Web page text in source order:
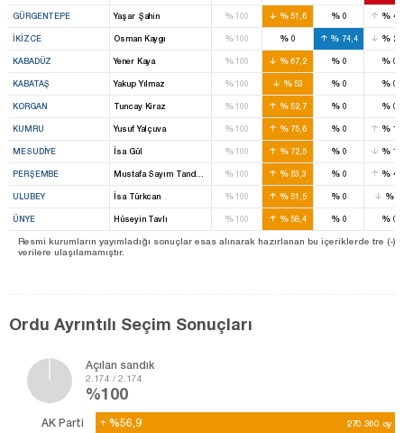
GÜRGENTEPE Yaşar Şahin %100 %51,6 %0 %
İKIZCE Osman Kaygı %100 % 0 % 74,4 %
KABADÜZ Yener Kaya %100 %67,2 %0 % 0
KABATAŞ Yakup Yılmaz %100 %53 %0 % 0
KORGAN Tuncay Kiraz %100 %52,7 %0 % 0
KUMRU Yusuf Yalçuva %100 %75,6 %0 %
MESUDIYE İsa Gül %100 %72,5 %0 %
PERŞEMBE %100 %53,3 %0 %
ULUBEY İsa Türkcan %100 %51,5 %0 %
ÜNYE Hüseyin Tavlı %100 %58,4 %0 % 0
Resmi kurumların yayımladığı sonuçlar esas alınarak hazırlanan bu içeriklerde tre
verilere ulaşılamamıştır.
Ordu Ayrıntılı Seçim Sonuçları
Açılan sandık
2.174 / 2.174
%100
AK Parti %56,9 270.360 oy
%56,9 270.360 oy